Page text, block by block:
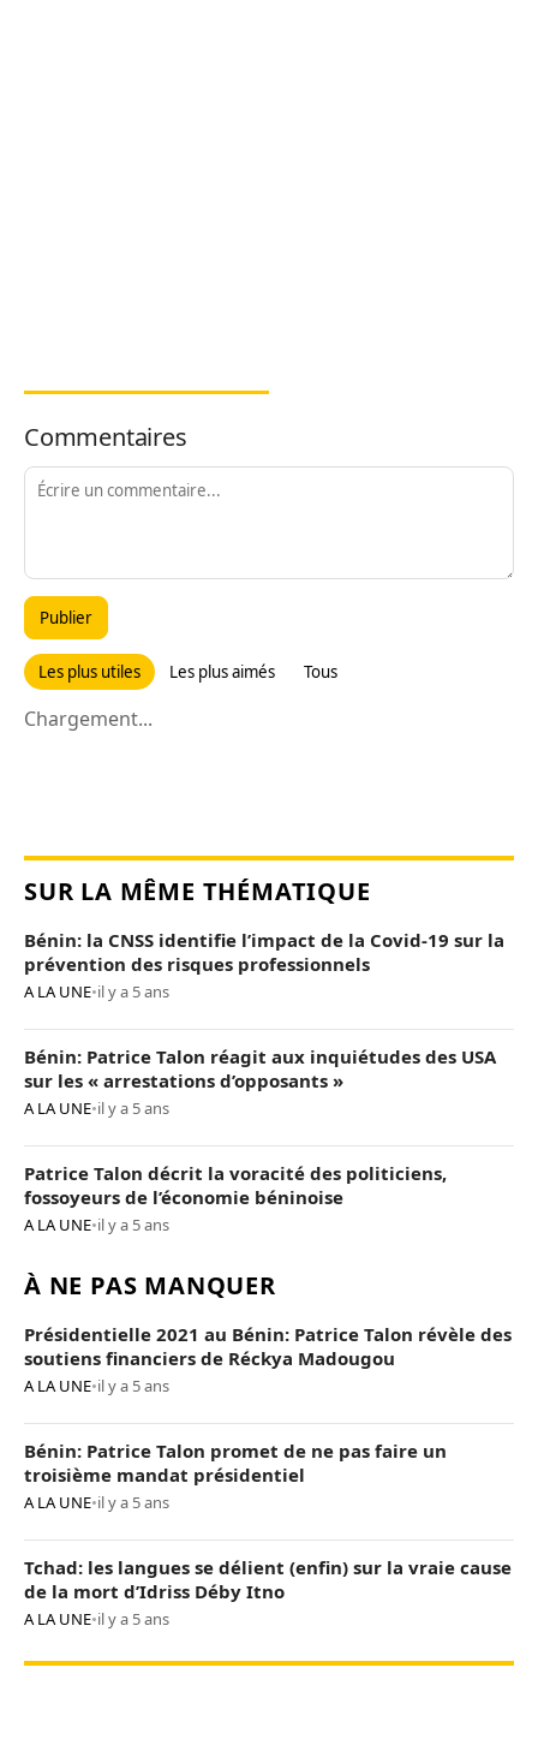
Commentaires
Publier
Les plus utiles Les plus aimés Tous
Chargement...
SUR LA MÊME THÉMATIQUE
Bénin: la CNSS identifie l’impact de la Covid-19 sur la
prévention des risques professionnels
A LA UNE•il y a 5 ans
Bénin: Patrice Talon réagit aux inquiétudes des USA
sur les « arrestations d’opposants »
A LA UNE•il y a 5 ans
Patrice Talon décrit la voracité des politiciens,
fossoyeurs de l’économie béninoise
A LA UNE•il y a 5 ans
À NE PAS MANQUER
Présidentielle 2021 au Bénin: Patrice Talon révèle des
soutiens financiers de Réckya Madougou
A LA UNE•il y a 5 ans
Bénin: Patrice Talon promet de ne pas faire un
troisième mandat présidentiel
A LA UNE•il y a 5 ans
Tchad: les langues se délient (enfin) sur la vraie cause
de la mort d’Idriss Déby Itno
A LA UNE•il y a 5 ans